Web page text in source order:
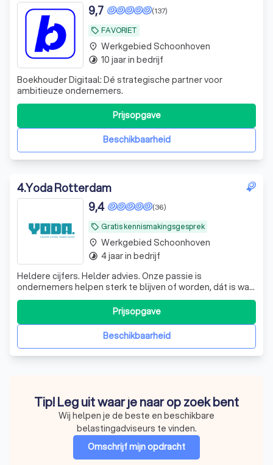
local_offer FAVORIET
(137)
9,7
Boekhouder Digitaal: Dé strategische partner voor
ambitieuze ondernemers.
Beschikbaarheid
Prijsopgave
place Werkgebied Schoonhoven
timelapse 10 jaar in bedrijf
4.Yoda Rotterdam
local_offer Gratis kennismakingsgesprek
(36)
9,4
Heldere cijfers. Helder advies. Onze passie is
ondernemers helpen sterk te blijven of worden, dát is wat
ons drijft. Niet iedereen houdt van boekhouden, maar wij
wel. We worden er blij van als alles klopt. Toch is dat geen
doel op zich, maar het begin. Want met cijfers die volledig
en actueel zijn,
Beschikbaarheid
Prijsopgave
place Werkgebied Schoonhoven
timelapse 4 jaar in bedrijf
Tip! Leg uit waar je naar op zoek bent
Wij helpen je de beste en beschikbare
belastingadviseurs te vinden.
Omschrijf mijn opdracht